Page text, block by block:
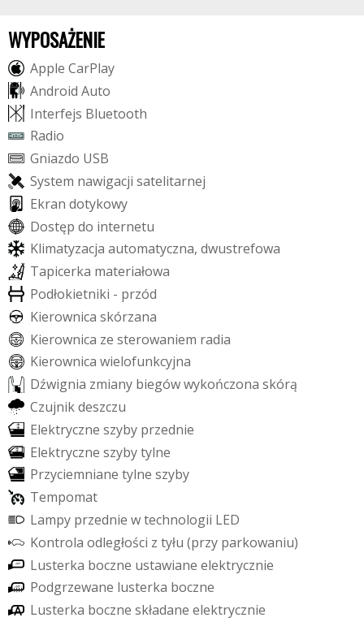
WYPOSAŻENIE
Apple CarPlay
Android Auto
Interfejs Bluetooth
Radio
Gniazdo USB
System nawigacji satelitarnej
Ekran dotykowy
Dostęp do internetu
Klimatyzacja automatyczna, dwustrefowa
Tapicerka materiałowa
Podłokietniki - przód
Kierownica skórzana
Kierownica ze sterowaniem radia
Kierownica wielofunkcyjna
Dźwignia zmiany biegówwykończona skórą
Czujnikdeszczu
Elektryczne szyby przednie
Elektryczne szybytylne
Przyciemniane tylne szyby
Tempomat
Lampy przednie wtechnologii LED
Kontrola odległości z tyłu (przy parkowaniu)
Lusterka boczne ustawiane elektrycznie
Podgrzewane lusterka boczne
Lusterka boczne składane elektrycznie